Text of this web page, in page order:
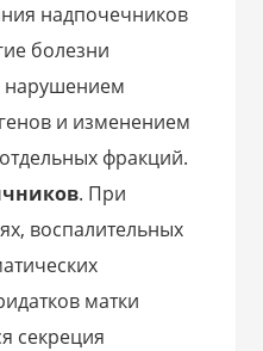
надпочечников
болезни
нарушением
и изменением
фракций.
. При
воспалительных
матки
секреция